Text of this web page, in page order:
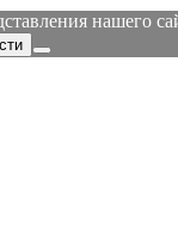
нашего